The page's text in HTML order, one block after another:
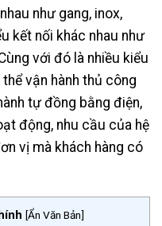
như gang, inox,
kết nối khác nhau như
với đó là nhiều kiểu
vận hành thủ công
tự đồng bằng điện,
động, nhu cầu của hệ
vị mà khách hàng có
[Ẩn Văn Bản]